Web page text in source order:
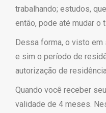
trabalhando; estudos,
então, pode até mudar o
Dessa forma, o visto em
e sim o período de
autorização de
Quando você receber
validade de 4 meses.